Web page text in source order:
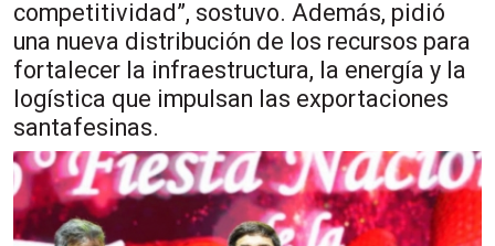
competitividad”, sostuvo. Además, pidió
una nueva distribución de los recursos para
fortalecer la infraestructura, la energía y la
logística que impulsan las exportaciones
santafesinas.